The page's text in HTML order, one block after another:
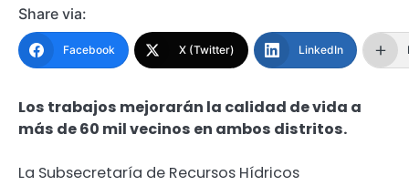
Share via:
Facebook X (Twitter) LinkedIn
Los trabajos mejorarán la calidad de vida a
más de 60 mil vecinos en ambos distritos.
La Subsecretaría de Recursos Hídricos